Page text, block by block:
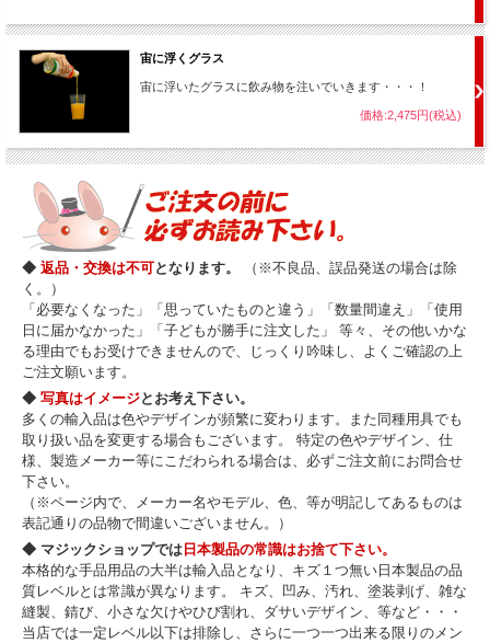
宙に浮くグラス
宙に浮いたグラスに飲み物を注いでいきます・・・！
価格:2,475円(税込)
◆ 返品・交換は不可となります。
（※不良品、誤品発送の場合は除
く。）
「必要なくなった」「思っていたものと違う」「数量間違え」「使用
日に届かなかった」「子どもが勝手に注文した」 等々、その他いかな
る理由でもお受けできませんので、じっくり吟味し、よくご確認の上
ご注文願います。
◆ 写真はイメージとお考え下さい。
多くの輸入品は色やデザインが頻繁に変わります。また同種用具でも
取り扱い品を変更する場合もございます。 特定の色やデザイン、仕
様、製造メーカー等にこだわられる場合は、必ずご注文前にお問合せ
下さい。
（※ページ内で、メーカー名やモデル、色、等が明記してあるものは
表記通りの品物で間違いございません。）
◆ マジックショップでは 日本製品の常識はお捨て下さい。
本格的な手品用品の大半は輸入品となり、キズ１つ無い日本製品の品
質レベルとは常識が異なります。 キズ、凹み、汚れ、塗装剥げ、雑な
縫製、錆び、小さな欠けやひび割れ、ダサいデザイン、等など・・・
当店では一定レベル以下は排除し、さらに一つ一つ出来る限りのメン